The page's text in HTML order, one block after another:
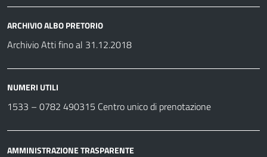
ARCHIVIO ALBO PRETORIO
Archivio Atti fino al 31.12.2018
NUMERI UTILI
1533 – 0782 490315 Centro unico di prenotazione
AMMINISTRAZIONE TRASPARENTE